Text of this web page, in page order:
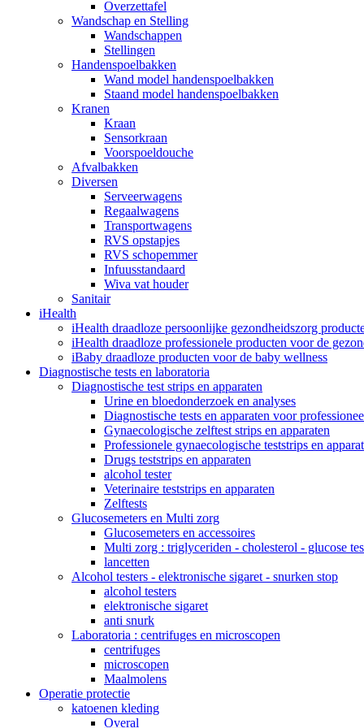
Overzettafel
Wandschap en Stelling
Wandschappen
Stellingen
Handenspoelbakken
Wand model handenspoelbakken
Staand model handenspoelbakken
Kranen
Kraan
Sensorkraan
Voorspoeldouche
Afvalbakken
Diversen
Serveerwagens
Regaalwagens
Transportwagens
RVS opstapjes
RVS schopemmer
Infuusstandaard
Wiva vat houder
Sanitair
iHealth
iHealth draadloze persoonlijke gezondheidszorg
iHealth draadloze professionele producten voor de
iBaby draadloze producten voor de baby wellness
Diagnostische tests en laboratoria
Diagnostische test strips en apparaten
Urine en bloedonderzoek en analyses
Diagnostische tests en apparaten voor
Gynaecologische zelftest strips en apparaten
Professionele gynaecologische teststrips en
Drugs teststrips en apparaten
alcohol tester
Veterinaire teststrips en apparaten
Zelftests
Glucosemeters en Multi zorg
Glucosemeters en accessoires
Multi zorg : triglyceriden - cholesterol - glucose
lancetten
Alcohol testers - elektronische sigaret - snurken stop
alcohol testers
elektronische sigaret
anti snurk
Laboratoria : centrifuges en microscopen
centrifuges
microscopen
Maalmolens
Operatie protectie
katoenen kleding
Overal